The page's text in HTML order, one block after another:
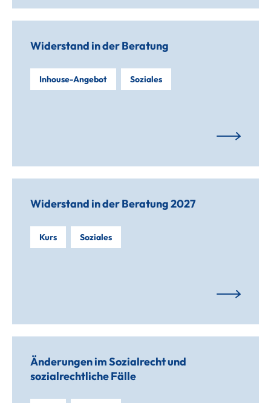
Widerstand in der Beratung
Inhouse-Angebot Soziales
Widerstand in der Beratung 2027
Kurs Soziales
Änderungen im Sozialrecht und
sozialrechtliche Fälle